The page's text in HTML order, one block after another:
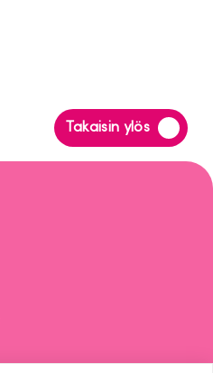
Takaisin ylös
Siirry
takaisin